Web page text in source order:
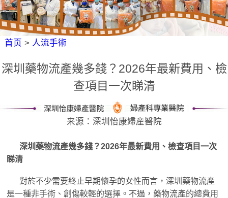
首页 > 人流手術
深圳藥物流產幾多錢？2026年最新費用、檢
查項目一次睇清
来源：深圳怡康婦産醫院
深圳藥物流產幾多錢？2026年最新費用、檢查項目一次
睇清
對於不少需要終止早期懷孕的女性而言，深圳藥物流產
是一種非手術、創傷較輕的選擇。不過，藥物流產的總費用